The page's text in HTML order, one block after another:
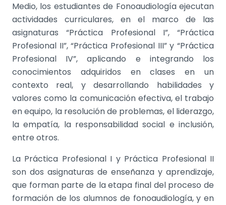
Medio, los estudiantes de Fonoaudiología ejecutan
actividades curriculares, en el marco de las
asignaturas “Práctica Profesional I”, “Práctica
Profesional II”, “Práctica Profesional III” y “Práctica
Profesional IV”, aplicando e integrando los
conocimientos adquiridos en clases en un
contexto real, y desarrollando habilidades y
valores como la comunicación efectiva, el trabajo
en equipo, la resolución de problemas, el liderazgo,
la empatía, la responsabilidad social e inclusión,
entre otros.
La Práctica Profesional I y Práctica Profesional II
son dos asignaturas de enseñanza y aprendizaje,
que forman parte de la etapa final del proceso de
formación de los alumnos de fonoaudiología, y en